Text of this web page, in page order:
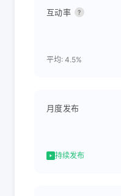
互动率 ?
平均: 4.5%
月度发布
持续发布